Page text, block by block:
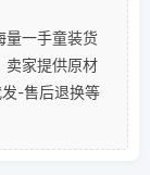
一手童装货
卖家提供原材
-售后退换等